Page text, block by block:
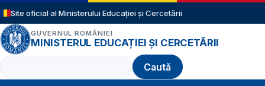
Sari la conținutul principal
Site oficial al Ministerului Educației și Cercetării
GUVERNUL ROMÂNIEI
MINISTERUL EDUCAȚIEI ȘI CERCETĂRII
Caută